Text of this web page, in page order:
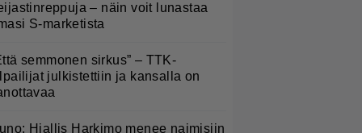
– näin voit lunastaa
S-marketista
semmonen sirkus” – TTK-
julkistettiin ja kansalla on
Hjallis Harkimo menee naimisiin